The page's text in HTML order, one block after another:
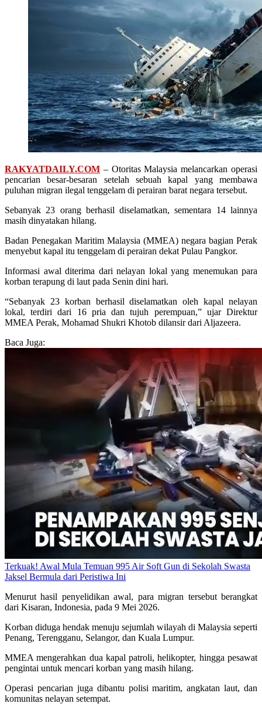
RAKYATDAILY.COM – Otoritas Malaysia melancarkan operasi
pencarian besar-besaran setelah sebuah kapal yang membawa
puluhan migran ilegal tenggelam di perairan barat negara tersebut.
Sebanyak 23 orang berhasil diselamatkan, sementara 14 lainnya
masih dinyatakan hilang.
Badan Penegakan Maritim Malaysia (MMEA) negara bagian Perak
menyebut kapal itu tenggelam di perairan dekat Pulau Pangkor.
Informasi awal diterima dari nelayan lokal yang menemukan para
korban terapung di laut pada Senin dini hari.
“Sebanyak 23 korban berhasil diselamatkan oleh kapal nelayan
lokal, terdiri dari 16 pria dan tujuh perempuan,” ujar Direktur
MMEA Perak, Mohamad Shukri Khotob dilansir dari Aljazeera.
Baca Juga:
Terkuak! Awal Mula Temuan 995 Air Soft Gun di Sekolah Swasta
Jaksel Bermula dari Peristiwa Ini
Menurut hasil penyelidikan awal, para migran tersebut berangkat
dari Kisaran, Indonesia, pada 9 Mei 2026.
Korban diduga hendak menuju sejumlah wilayah di Malaysia seperti
Penang, Terengganu, Selangor, dan Kuala Lumpur.
MMEA mengerahkan dua kapal patroli, helikopter, hingga pesawat
pengintai untuk mencari korban yang masih hilang.
Operasi pencarian juga dibantu polisi maritim, angkatan laut, dan
komunitas nelayan setempat.